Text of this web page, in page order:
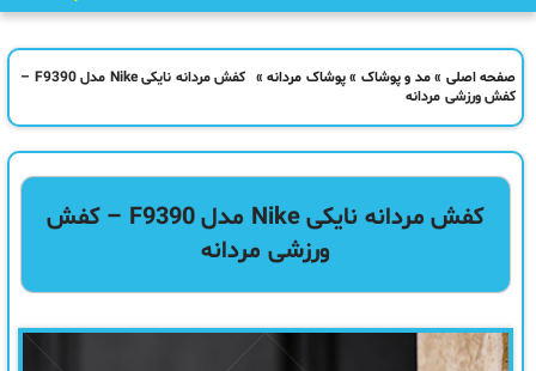
صفحه اصلی »مد و پوشاک »پوشاک مردانه »
کفش مردانه نایکی Nike مدل F9390 –
کفش ورزشی مردانه
کفش مردانه نایکی Nike مدل F9390 – کفش
ورزشی مردانه